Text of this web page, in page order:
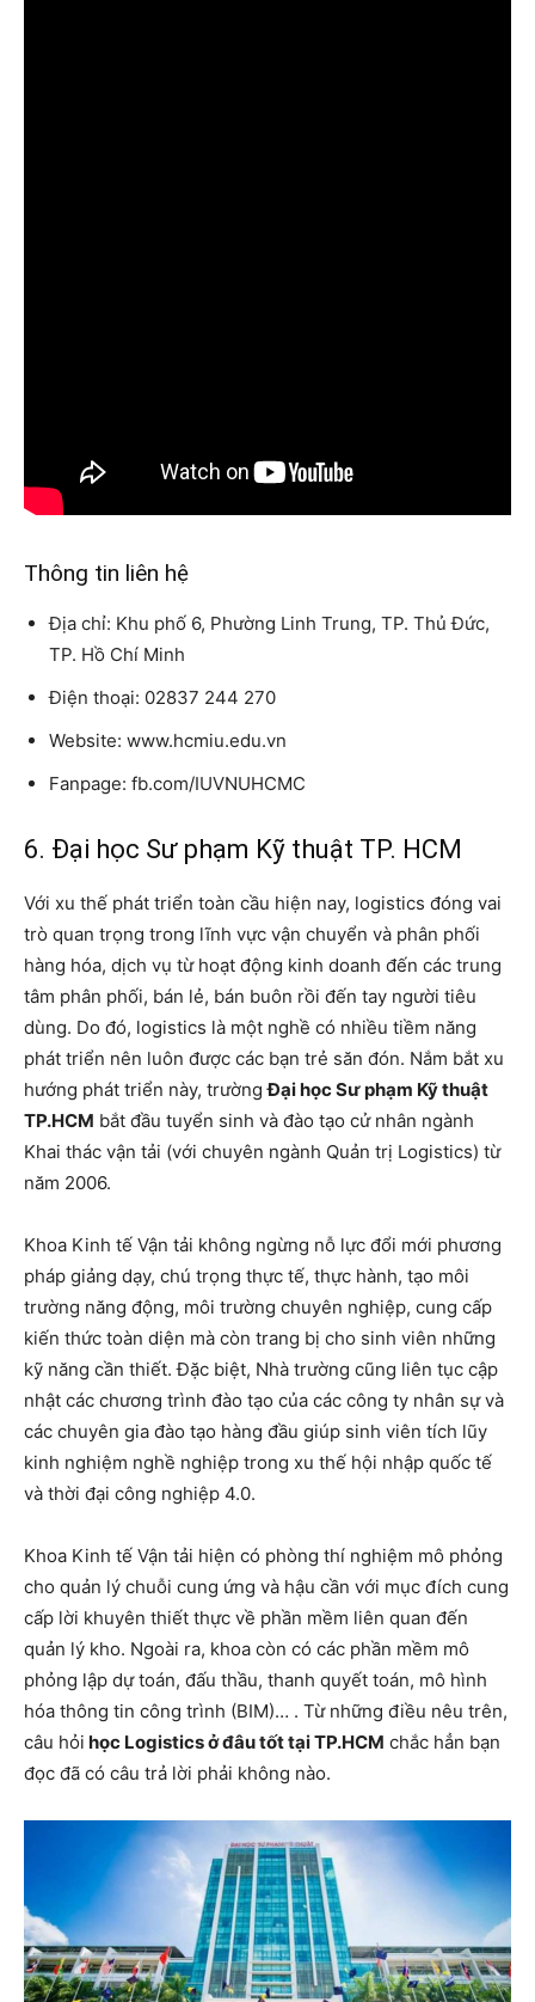
Thông tin liên hệ
Địa chỉ: Khu phố 6, Phường Linh Trung, TP. Thủ Đức,
TP. Hồ Chí Minh
Điện thoại: 02837 244 270
Website: www.hcmiu.edu.vn
Fanpage: fb.com/IUVNUHCMC
6. Đại học Sư phạm Kỹ thuật TP. HCM
Với xu thế phát triển toàn cầu hiện nay, logistics đóng vai
trò quan trọng trong lĩnh vực vận chuyển và phân phối
hàng hóa, dịch vụ từ hoạt động kinh doanh đến các trung
tâm phân phối, bán lẻ, bán buôn rồi đến tay người tiêu
dùng. Do đó, logistics là một nghề có nhiều tiềm năng
phát triển nên luôn được các bạn trẻ săn đón. Nắm bắt xu
hướng phát triển này, trườngĐại học Sư phạm Kỹ thuật
TP.HCM bắt đầu tuyển sinh và đào tạo cử nhân ngành
Khai thác vận tải (với chuyên ngành Quản trị Logistics) từ
năm 2006.
Khoa Kinh tế Vận tải không ngừng nỗ lực đổi mới phương
pháp giảng dạy, chú trọng thực tế, thực hành, tạo môi
trường năng động, môi trường chuyên nghiệp, cung cấp
kiến ​​thức toàn diện mà còn trang bị cho sinh viên những
kỹ năng cần thiết. Đặc biệt, Nhà trường cũng liên tục cập
nhật các chương trình đào tạo của các công ty nhân sự và
các chuyên gia đào tạo hàng đầu giúp sinh viên tích lũy
kinh nghiệm nghề nghiệp trong xu thế hội nhập quốc tế
và thời đại công nghiệp 4.0.
Khoa Kinh tế Vận tải hiện có phòng thí nghiệm mô phỏng
cho quản lý chuỗi cung ứng và hậu cần với mục đích cung
cấp lời khuyên thiết thực về phần mềm liên quan đến
quản lý kho. Ngoài ra, khoa còn có các phần mềm mô
phỏng lập dự toán, đấu thầu, thanh quyết toán, mô hình
hóa thông tin công trình (BIM)… . Từ những điều nêu trên,
câu hỏi học Logistics ở đâu tốt tại TP.HCM chắc hẳn bạn
đọc đã có câu trả lời phải không nào.